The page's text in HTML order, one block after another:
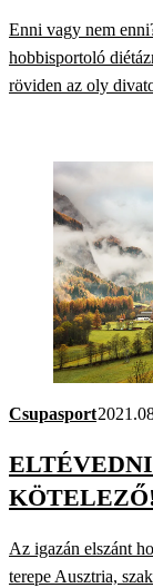
Enni vagy nem
hobbisportoló
röviden az oly
Csupasport
Az igazán elszánt
terepe Ausztria,